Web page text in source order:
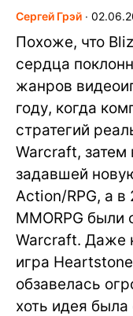
Сергей Грэй ∙
Похоже, что
сердца
жанров
году, когда
стратегий
Warcraft, затем
задавшей
Action/RPG, а в
MMORPG
Warcraft. Даже
игра
обзавелась
хоть идея